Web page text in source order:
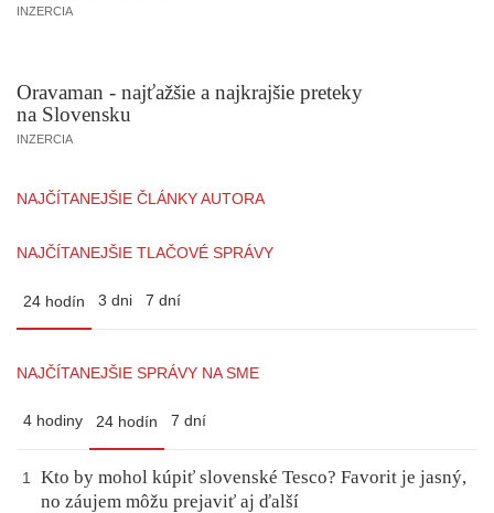
INZERCIA
Oravaman - najťažšie a najkrajšie preteky
na Slovensku
INZERCIA
NAJČÍTANEJŠIE ČLÁNKY AUTORA
NAJČÍTANEJŠIE TLAČOVÉ SPRÁVY
24 hodín 3 dni 7 dní
NAJČÍTANEJŠIE SPRÁVY NA SME
4 hodiny 24 hodín 7 dní
1
Kto by mohol kúpiť slovenské Tesco? Favorit je jasný,
no záujem môžu prejaviť aj ďalší